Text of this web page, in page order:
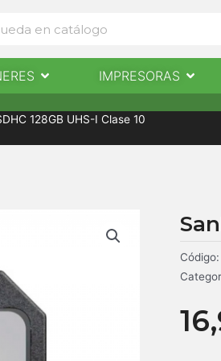
INFORMÁTICA
Abrir EscaneresIMPRESORAS Abrir
128GB UHS-I Clase 10
Código: